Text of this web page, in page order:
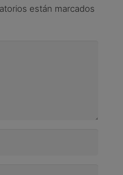
están marcados